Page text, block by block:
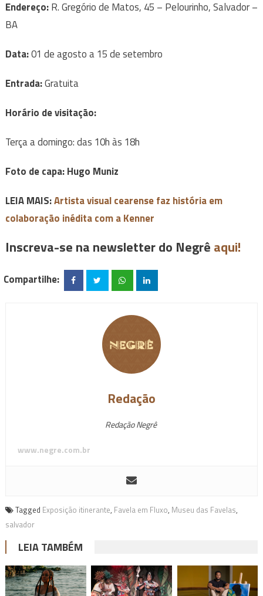
Endereço:R. Gregório de Matos, 45 – Pelourinho, Salvador –
BA
Data:01 de agosto a 15 de setembro
Entrada:Gratuita
Horário de visitação:
Terça a domingo: das 10h às 18h
Foto de capa: Hugo Muniz
LEIA MAIS:Artista visual cearense faz história em
colaboração inédita com a Kenner
Inscreva-se na newsletter do Negrê aqui!
Compartilhe:
Redação
Redação Negrê
www.negre.com.br
Tagged Exposição itinerante, Favela em Fluxo, Museu das Favelas,
salvador
LEIA TAMBÉM